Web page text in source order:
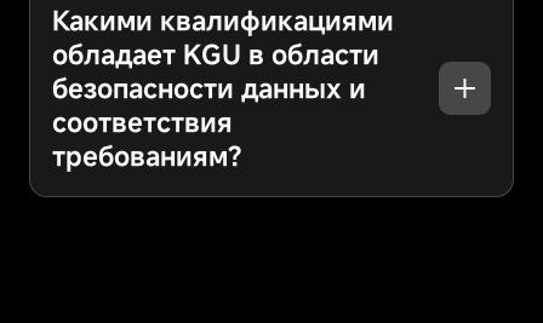
Какими квалификациями
обладает KGU в области
безопасности данных и
соответствия
требованиям?